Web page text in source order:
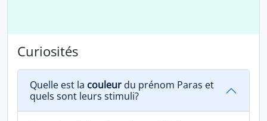
Curiosités
Quelle est la couleur du prénom Paras et
quels sont leurs stimuli?